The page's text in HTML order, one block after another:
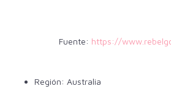
Fuente: https://
Región: Australia